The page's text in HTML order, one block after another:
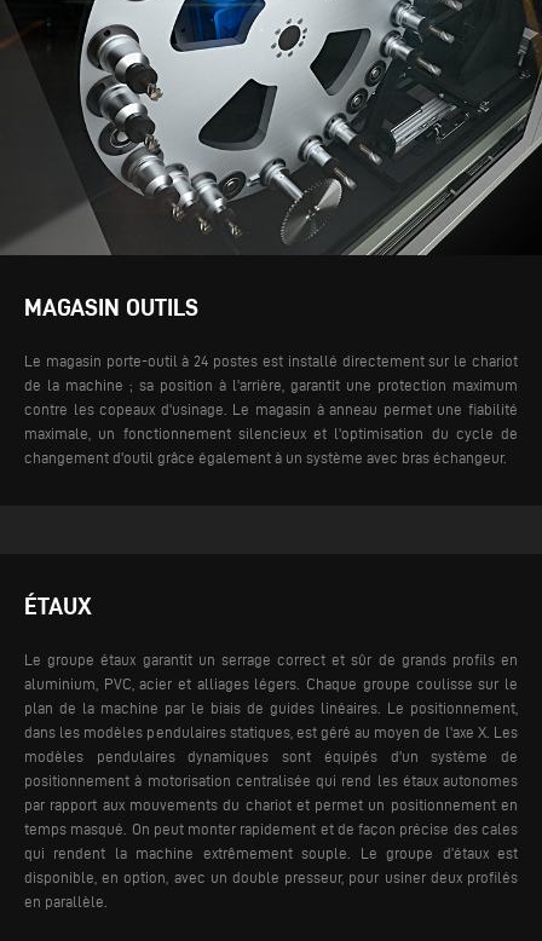
MAGASIN OUTILS
Le magasin porte-outil à 24 postes est installé directement sur le chariot
de la machine ; sa position à l'arrière, garantit une protection maximum
contre les copeaux d'usinage. Le magasin à anneau permet une fiabilité
maximale, un fonctionnement silencieux et l'optimisation du cycle de
changement d'outil grâce également à un système avec bras échangeur.
ÉTAUX
Le groupe étaux garantit un serrage correct et sûr de grands profils en
aluminium, PVC, acier et alliages légers. Chaque groupe coulisse sur le
plan de la machine par le biais de guides linéaires. Le positionnement,
dans les modèles pendulaires statiques, est géré au moyen de l'axe X. Les
modèles pendulaires dynamiques sont équipés d'un système de
positionnement à motorisation centralisée qui rend les étaux autonomes
par rapport aux mouvements du chariot et permet un positionnement en
temps masqué. On peut monter rapidement et de façon précise des cales
qui rendent la machine extrêmement souple. Le groupe d’étaux est
disponible, en option, avec un double presseur, pour usiner deux profilés
en parallèle.